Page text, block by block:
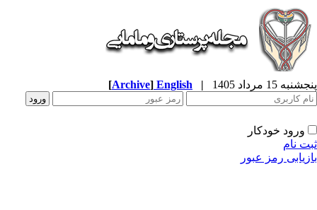
15 مرداد 1405 |
English
[Archive]
ورود خودکار
نام
رمز عبور